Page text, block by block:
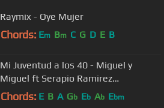
Raymix - Oye Mujer
Chords: Em Bm C G D E B
Mi Juventud a los 40 - Miguel y
Miguel ft Serapio Ramirez
(Laberinto) - VIDEO OFICIAL
Chords: E B A Gb Eb Ab Ebm